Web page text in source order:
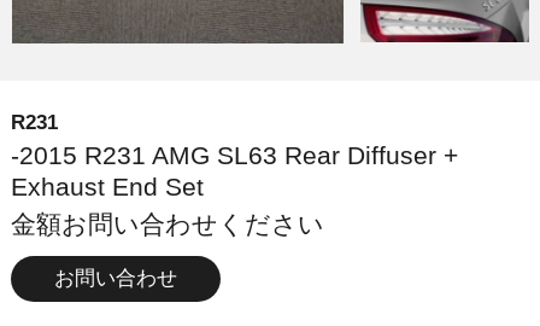
R231
-2015 R231 AMG SL63 Rear Diffuser +
Exhaust End Set
金額お問い合わせください
お問い合わせ